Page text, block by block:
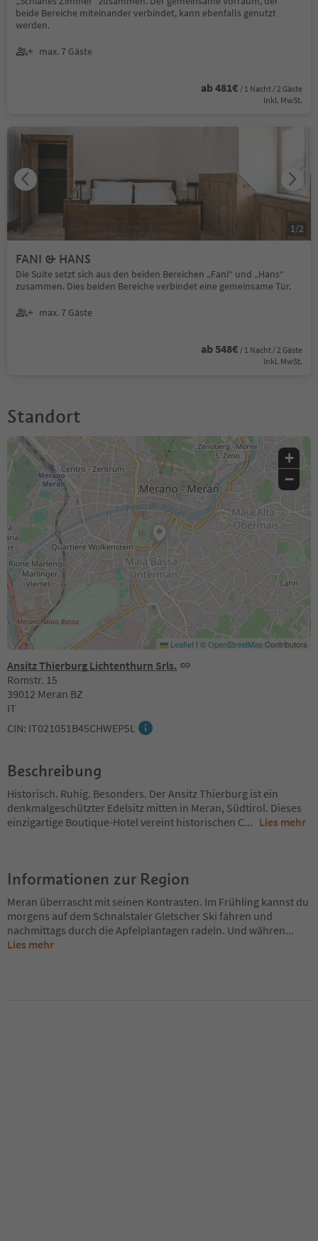
beide Bereiche miteinander verbindet, kann ebenfalls genutzt
werden.
max. 7 Gäste
ab 481€ / 1 Nacht / 2 Gäste
Inkl. MwSt.
FANI & HANS
Die Suite setzt sich aus den beiden Bereichen „Fani“ und „Hans“
zusammen. Dies beiden Bereiche verbindet eine gemeinsame Tür.
max. 7 Gäste
ab 548€ / 1 Nacht / 2 Gäste
Inkl. MwSt.
1 /2
Standort
Ansitz Thierburg Lichtenthurn Srls.
Romstr. 15
39012 Meran BZ
IT
CIN: IT021051B45CHWEP5L
+
−
Leaflet | ©OpenStreetMapContributors
Beschreibung
Historisch. Ruhig. Besonders. Der Ansitz Thierburg ist ein
denkmalgeschützter Edelsitz mitten in Meran, Südtirol. Dieses
einzigartige Boutique-Hotel vereint historischen C... Lies mehr
Informationen zur Region
Meran überrascht mit seinen Kontrasten. Im Frühling kannst du
morgens auf dem Schnalstaler Gletscher Ski fahren und
nachmittags durch die Apfelplantagen radeln. Und währen...
Lies mehr